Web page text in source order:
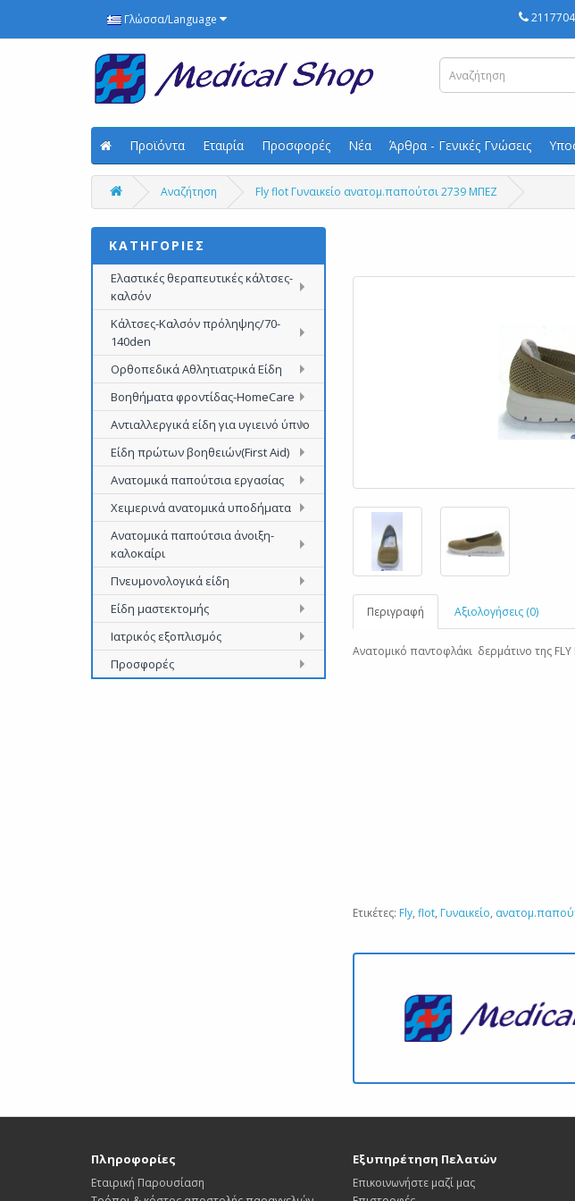
Γλώσσα/Language
Προϊόντα Εταιρία Προσφορές Νέα Άρθρα - Γενικές Γνώσεις
Αναζήτηση Fly flot Γυναικείο ανατομ.παπούτσι 2739 ΜΠΕΖ
ΚΑΤΗΓΟΡΙΕΣ
Ελαστικές θεραπευτικές κάλτσες-
καλσόν
Κάλτσες-Καλσόν πρόληψης/70-
140den
Ορθοπεδικά Αθλητιατρικά Είδη
Βοηθήματα φροντίδας-HomeCare
Αντιαλλεργικά είδη για υγιεινό ύπνο
Είδη πρώτων βοηθειών(First Aid)
Ανατομικά παπούτσια εργασίας
Χειμερινά ανατομικά υποδήματα
Ανατομικά παπούτσια άνοιξη-
καλοκαίρι
Πνευμονολογικά είδη
Είδη μαστεκτομής
Ιατρικός εξοπλισμός
Προσφορές
Περιγραφή Αξιολογήσεις (0)
Ανατομικό παντοφλάκι δερμάτινο της FLY
Ετικέτες: Fly, flot, Γυναικείο,
Πληροφορίες
Εταιρική Παρουσίαση
Εξυπηρέτηση Πελατών
Επικοινωνήστε μαζί μας